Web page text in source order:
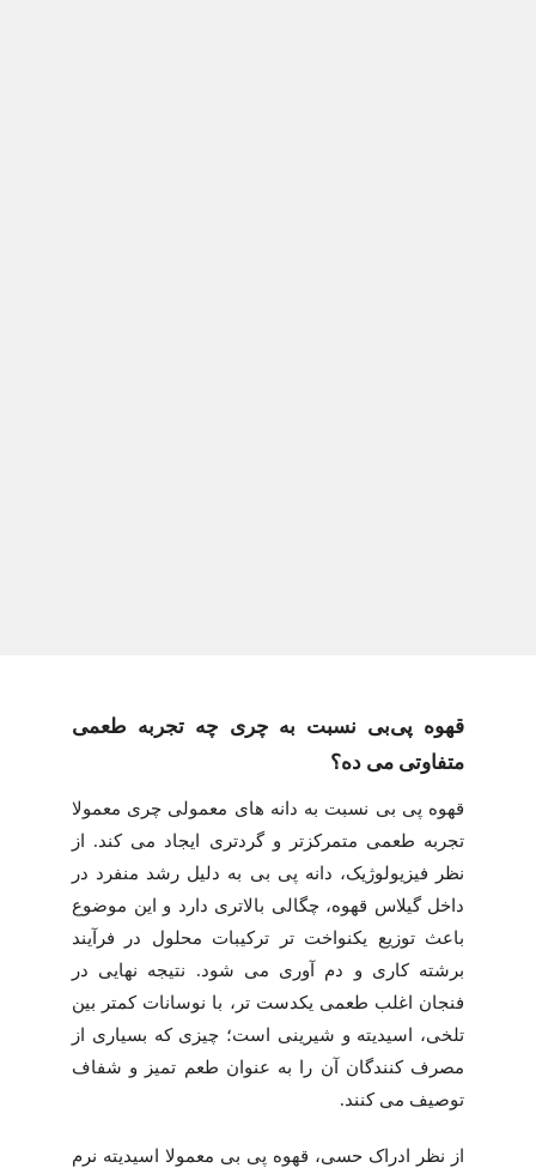
قهوه پی‌بی نسبت به چری چه تجربه طعمی
متفاوتی می ده؟
قهوه پی بی نسبت به دانه های معمولی چری معمولا
تجربه طعمی متمرکزتر و گردتری ایجاد می کند. از
نظر فیزیولوژیک، دانه پی بی به دلیل رشد منفرد در
داخل گیلاس قهوه، چگالی بالاتری دارد و این موضوع
باعث توزیع یکنواخت تر ترکیبات محلول در فرآیند
برشته کاری و دم آوری می شود. نتیجه نهایی در
فنجان اغلب طعمی یکدست تر، با نوسانات کمتر بین
تلخی، اسیدیته و شیرینی است؛ چیزی که بسیاری از
مصرف کنندگان آن را به عنوان طعم تمیز و شفاف
توصیف می کنند.
از نظر ادراک حسی، قهوه پی بی معمولا اسیدیته نرم